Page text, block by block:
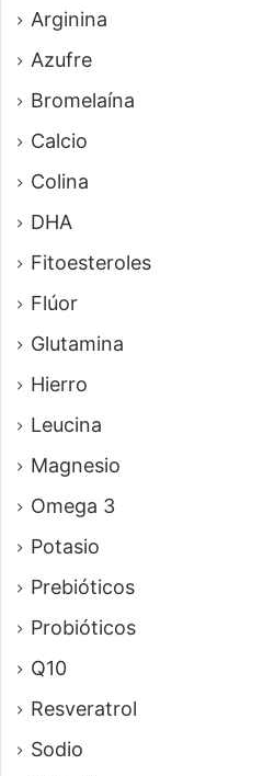
Arginina
Azufre
Bromelaína
Calcio
Colina
DHA
Fitoesteroles
Flúor
Glutamina
Hierro
Leucina
Magnesio
Omega 3
Potasio
Prebióticos
Probióticos
Q10
Resveratrol
Sodio